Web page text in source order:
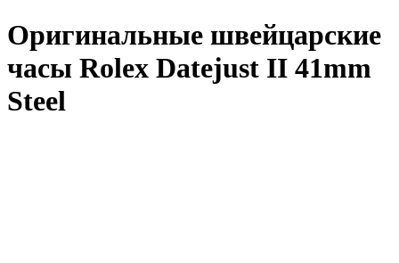
Оригинальные швейцарские
часы Rolex Datejust II 41mm
Steel